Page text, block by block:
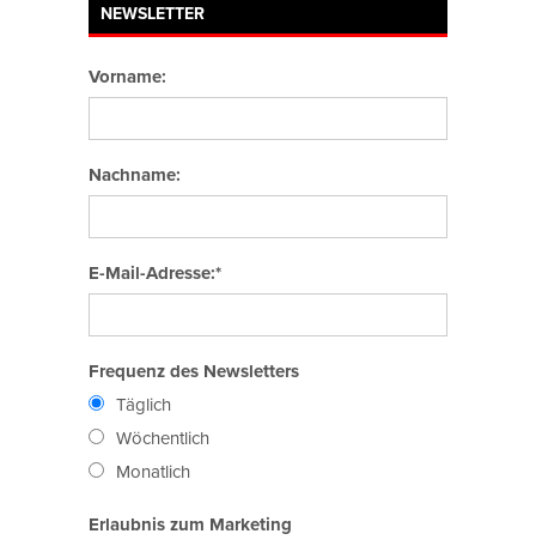
NEWSLETTER
Vorname:
Nachname:
E-Mail-Adresse:*
Frequenz des Newsletters
Täglich
Wöchentlich
Monatlich
Erlaubnis zum Marketing